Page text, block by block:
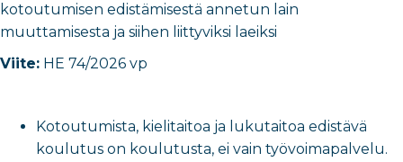
kotoutumisen edistämisestä annetun lain
muuttamisesta ja siihen liittyviksi laeiksi
Viite: HE 74/2026 vp
Kotoutumista, kielitaitoa ja lukutaitoa edistävä
koulutus on koulutusta, ei vain työvoimapalvelu.